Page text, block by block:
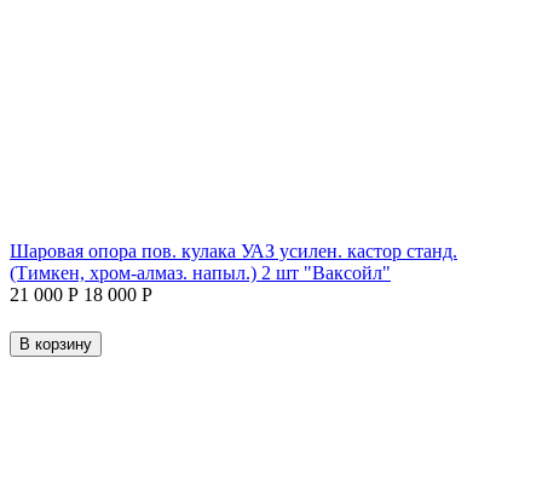
Шаровая опора пов. кулака УАЗ усилен. кастор станд.
(Тимкен, хром-алмаз. напыл.) 2 шт "Ваксойл"
21 000 Р 18 000 Р
В корзину